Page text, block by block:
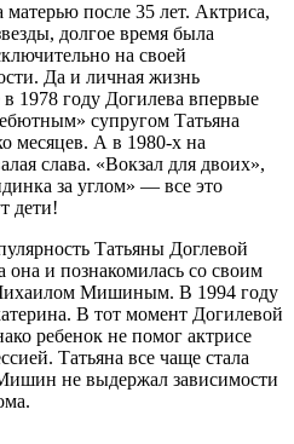
матерью после 35 лет. Актриса,
долгое время была
на своей
Да и личная жизнь
1978 году Догилева впервые
супругом Татьяна
месяцев. А в 1980-х на
слава. «Вокзал для двоих»,
за углом» — все это
дети!
Татьяны Доглевой
и познакомилась со своим
Мишиным. В 1994 году
В тот момент Догилевой
ребенок не помог актрисе
Татьяна все чаще стала
не выдержал зависимости